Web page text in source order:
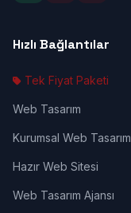
Hızlı Bağlantılar
Tek Fiyat Paketi
Web Tasarım
Kurumsal Web Tasarım
Hazır Web Sitesi
Web Tasarım Ajansı